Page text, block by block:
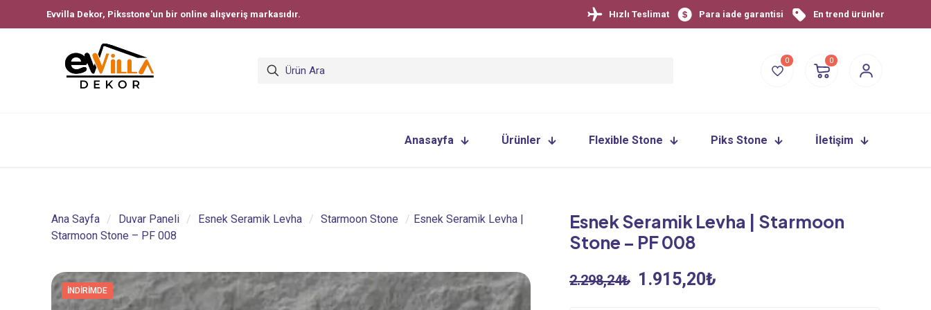
Evvilla Dekor, Piksstone'un bir online alışveriş markasıdır. Hızlı Teslimat Para iade garantisi En trend ürünler
0 0
Anasayfa Ürünler Flexible Stone Piks Stone İletişim
Ana Sayfa / Duvar Paneli / Esnek Seramik Levha / Starmoon Stone / Esnek Seramik Levha |
Starmoon Stone – PF 008
İNDIRIMDE
Esnek Seramik Levha | Starmoon
Stone – PF 008
2.298,24₺ Orijinal
1.915,20₺